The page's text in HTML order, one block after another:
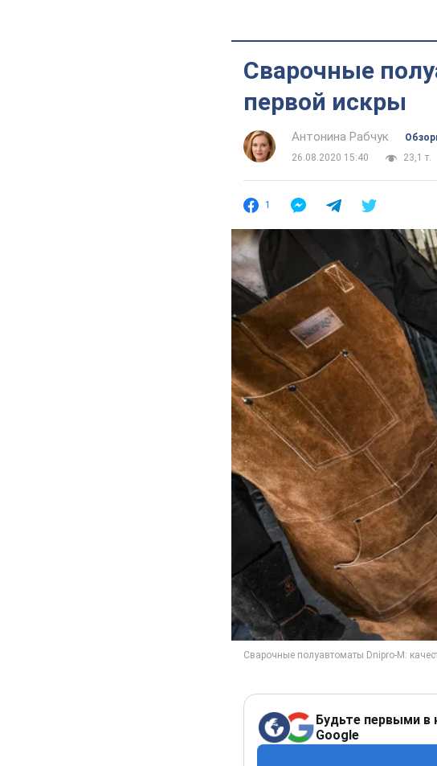
Сварочные
первой искры
Антонина Рабчук
26.08.2020 15:40
23,1 т.
1
Будьте первыми в
Google